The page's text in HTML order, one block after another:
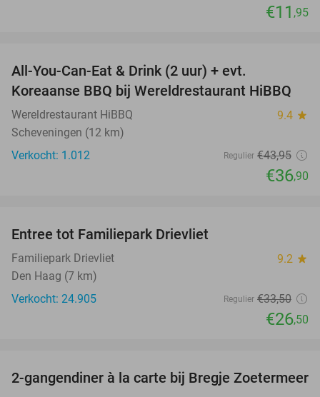
€11 ,95
All-You-Can-Eat & Drink (2 uur) + evt.
Koreaanse BBQ bij Wereldrestaurant HiBBQ
Wereldrestaurant HiBBQ 9.4 star
Scheveningen (12 km)
Verkocht: 1.012
Regulier €43,95
€36,90
Entree tot Familiepark Drievliet
Familiepark Drievliet 9.2 star
Den Haag (7 km)
Verkocht: 24.905
Regulier €33,50
€26,50
12%
2-gangendiner à la carte bij Bregje Zoetermeer